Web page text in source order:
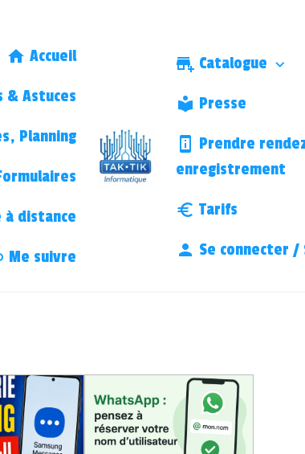
Accueil
& Astuces
Planning
à distance
Me suivre
Catalogue
Presse
Prendre
enregistrement
Tarifs
Se connecter /